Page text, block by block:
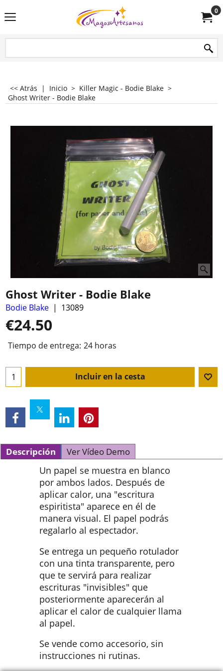
0
<< Atrás | Inicio > Killer Magic - Bodie Blake >
Ghost Writer - Bodie Blake
Ghost Writer - Bodie Blake
Bodie Blake 13089
€24.50
Tiempo de entrega: 24 horas
Incluir en la cesta
Descripción Ver Vídeo Demo
Un papel se muestra en blanco
por ambos lados. Después de
aplicar calor, una "escritura
espiritista" aparece en él de
manera visual. El papel podrás
regalarlo al espectador.
Se entrega un pequeño rotulador
con una tinta transparente, pero
que te servirá para realizar
escrituras "invisibles" que
posteriormente aparecerán al
aplicar el calor de cualquier llama
al papel.
Se vende como accesorio, sin
instrucciones ni rutinas.